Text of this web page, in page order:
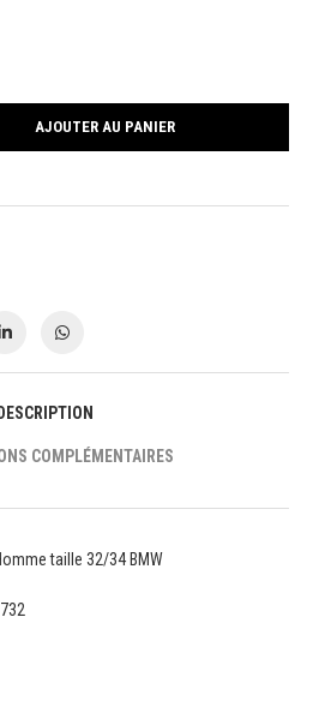
AJOUTER AU PANIER
DESCRIPTION
COMPLÉMENTAIRES
taille 32/34 BMW